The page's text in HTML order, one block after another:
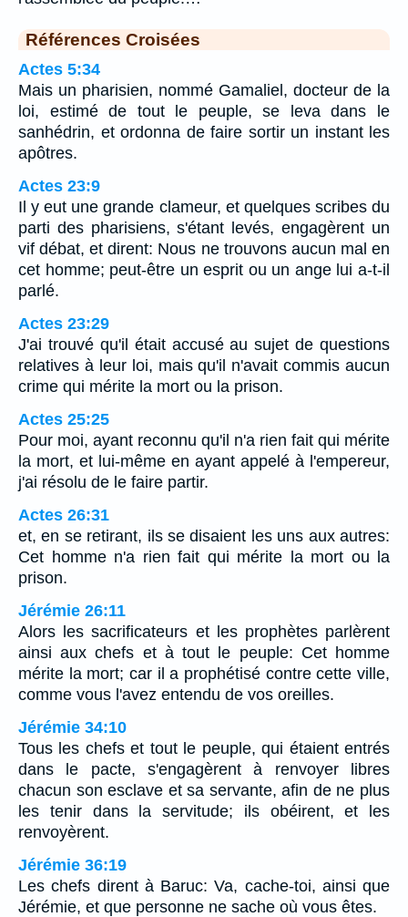
Références Croisées
Actes 5:34
Mais un pharisien, nommé Gamaliel, docteur de la
loi, estimé de tout le peuple, se leva dans le
sanhédrin, et ordonna de faire sortir un instant les
apôtres.
Actes 23:9
Il y eut une grande clameur, et quelques scribes du
parti des pharisiens, s'étant levés, engagèrent un
vif débat, et dirent: Nous ne trouvons aucun mal en
cet homme; peut-être un esprit ou un ange lui a-t-il
parlé.
Actes 23:29
J'ai trouvé qu'il était accusé au sujet de questions
relatives à leur loi, mais qu'il n'avait commis aucun
crime qui mérite la mort ou la prison.
Actes 25:25
Pour moi, ayant reconnu qu'il n'a rien fait qui mérite
la mort, et lui-même en ayant appelé à l'empereur,
j'ai résolu de le faire partir.
Actes 26:31
et, en se retirant, ils se disaient les uns aux autres:
Cet homme n'a rien fait qui mérite la mort ou la
prison.
Jérémie 26:11
Alors les sacrificateurs et les prophètes parlèrent
ainsi aux chefs et à tout le peuple: Cet homme
mérite la mort; car il a prophétisé contre cette ville,
comme vous l'avez entendu de vos oreilles.
Jérémie 34:10
Tous les chefs et tout le peuple, qui étaient entrés
dans le pacte, s'engagèrent à renvoyer libres
chacun son esclave et sa servante, afin de ne plus
les tenir dans la servitude; ils obéirent, et les
renvoyèrent.
Jérémie 36:19
Les chefs dirent à Baruc: Va, cache-toi, ainsi que
Jérémie, et que personne ne sache où vous êtes.